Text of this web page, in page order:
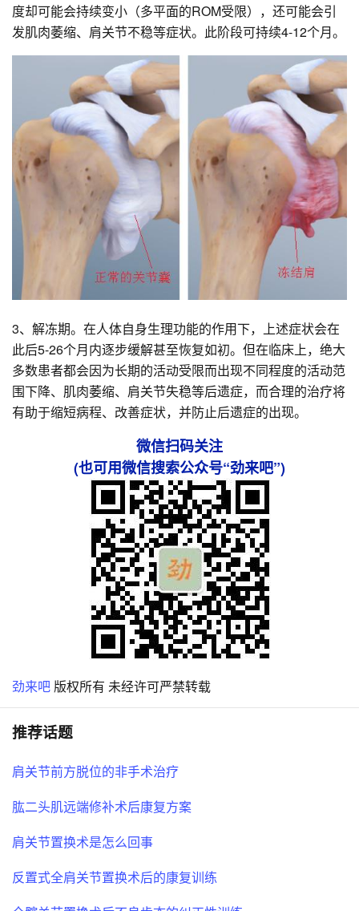
度却可能会持续变小（多平面的ROM受限），还可能会引
发肌肉萎缩、肩关节不稳等症状。此阶段可持续4-12个月。
3、解冻期。在人体自身生理功能的作用下，上述症状会在
此后5-26个月内逐步缓解甚至恢复如初。但在临床上，绝大
多数患者都会因为长期的活动受限而出现不同程度的活动范
围下降、肌肉萎缩、肩关节失稳等后遗症，而合理的治疗将
有助于缩短病程、改善症状，并防止后遗症的出现。
微信扫码关注
(也可用微信搜索公众号“劲来吧”)
劲来吧 版权所有 未经许可严禁转载
推荐话题
肩关节前方脱位的非手术治疗
肱二头肌远端修补术后康复方案
肩关节置换术是怎么回事
反置式全肩关节置换术后的康复训练